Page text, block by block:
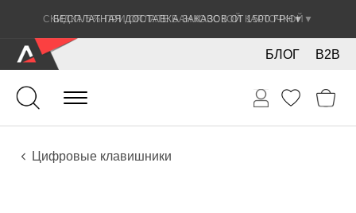
СКИДКА 5% ПРИ ОПЛАТЕ БАНКОВСКОЙ КАРТОЧКОЙ ▼
B2B
БЛОГ
Клавишные
Инструменты
Цифровые клавишники